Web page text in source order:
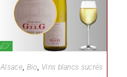
Alsace, Bio, Vins blancs sucrés